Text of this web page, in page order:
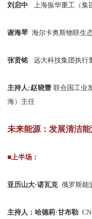
刘启中 上海振华重工（集
谢海琴 海尔卡奥斯物联生
张贤铭 远大科技集团执行
主持人:赵晓蕾联合国工业
海）主任
未来能源：发展清洁
■上半场：
亚历山大·诺瓦克 俄罗斯能
主持人：哈德莉·甘布勒